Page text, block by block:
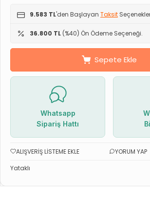
9.583 TL'den Başlayan Taksit
36.800 TL (%40) Ön Ödeme Seçeneği.
Sepete Ekle
Whatsapp
Sipariş Hattı
ALIŞVERIŞ LISTEME EKLE
YORUM YAP
Yataklı